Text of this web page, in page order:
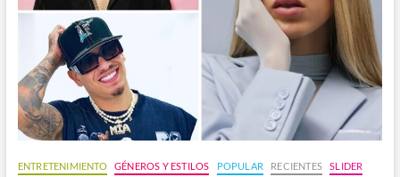
ENTRETENIMIENTO GÉNEROS Y ESTILOS POPULAR RECIENTES SLIDER